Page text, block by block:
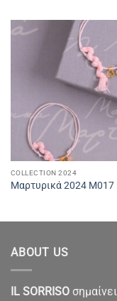
COLLECTION 2024
Μαρτυρικά 2024 M017
ABOUT US
IL SORRISO σημαίνει